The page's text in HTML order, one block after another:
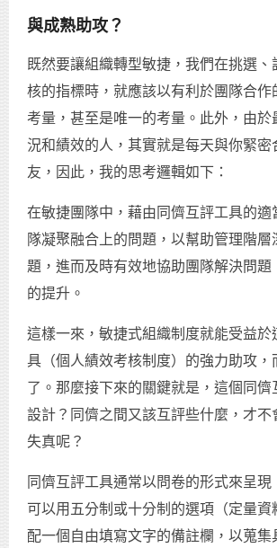
與成熟助攻？
既然要讓組織轉型敏捷，我們在挑選、
核的指標時，就應該以有利於團隊合作
考量，甚至是唯一的考量。此外，由於
況和績效的人，其實就是每天與你緊密
友，因此，我的思考邏輯如下：
在敏捷團隊中，藉由同儕互評工具的適
隊凝聚融合上的問題，以幫助管理階層
題，進而及時有效地協助團隊解決問題
的提升。
這樣一來，敏捷式組織制度就能受益於
具（個人績效考核制度）的強力助攻，
了。那麼接下來的關鍵就是，這個同儕
設計？同儕之間又該互評些什麼，才不
失真呢？
同儕互評工具通常以問卷的形式來呈現
可以用五分制或十分制的選項（定量資
配一個自由填寫文字的備註欄，以蒐集